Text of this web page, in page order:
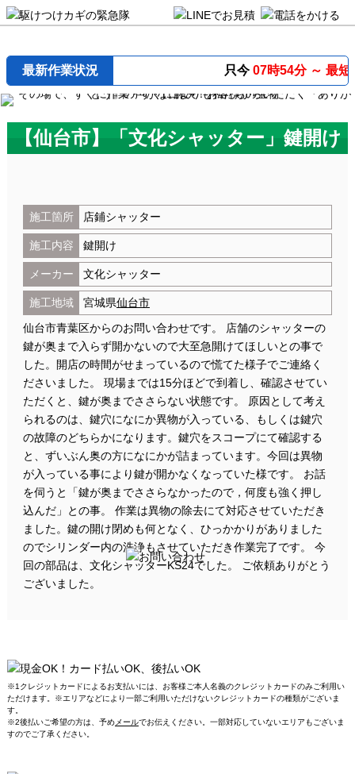
最新作業状況 07時54分 ～最短23分で
【仙台市】「文化シャッター」鍵開け
施工箇所 店鋪シャッター
施工内容 鍵開け
メーカー 文化シャッター
施工地域 宮城県仙台市
仙台市青葉区からのお問い合わせです。 店舗のシャッターの
鍵が奥まで入らず開かないので大至急開けてほしいとの事で
した。開店の時間がせまっているので慌てた様子でご連絡く
ださいました。 現場までは15分ほどで到着し、確認させてい
ただくと、鍵が奥までささらない状態です。 原因として考え
られるのは、鍵穴になにか異物が入っている、もしくは鍵穴
の故障のどちらかになります。鍵穴をスコープにて確認する
と、ずいぶん奥の方になにかが詰まっています。今回は異物
が入っている事により鍵が開かなくなっていた様です。 お話
を伺うと「鍵が奥までささらなかったので，何度も強く押し
込んだ」との事。 作業は異物の除去にて対応させていただき
ました。鍵の開け閉めも何となく、ひっかかりがありました
のでシリンダー内の洗浄もさせていただき作業完了です。 今
回の部品は、文化シャッターKS24でした。 ご依頼ありがとう
ございました。
※1クレジットカードによるお支払いには、お客様ご本人名義のクレジットカードのみご利用い
ただけます。※エリアなどにより一部ご利用いただけないクレジットカードの種類がございま
す。
※2後払いご希望の方は、予めメールでお伝えください。一部対応していないエリアもございま
すのでご了承ください。